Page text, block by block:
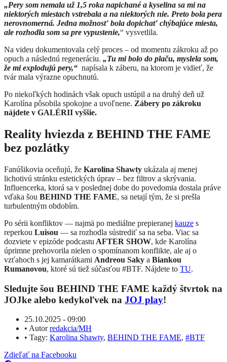
„Pery som nemala už 1,5 roka napichané a kyselina sa mi na
niektorých miestach vstrebala a na niektorých nie. Preto bola pera
nerovnomerná. Jedna možnosť bola dopichať chýbajúce miesta,
ale rozhodla som sa pre vypustenie,“ vysvetlila.
Na videu dokumentovala celý proces – od momentu zákroku až po
opuch a následnú regeneráciu. „Tu mi bolo do plaču, myslela som,
že mi explodujú pery,“ napísala k záberu, na ktorom je vidieť, že
tvár mala výrazne opuchnutú.
Po niekoľkých hodinách však opuch ustúpil a na druhý deň už
Karolína pôsobila spokojne a uvoľnene. Zábery po zákroku
nájdete v GALÉRII vyššie.
Reality hviezda z BEHIND THE FAME
bez pozlátky
Fanúšikovia oceňujú, že Karolína Shawty ukázala aj menej
lichotivú stránku estetických úprav – bez filtrov a skrývania.
Influencerka, ktorá sa v poslednej dobe do povedomia dostala práve
vďaka šou BEHIND THE FAME, sa netají tým, že si prešla
turbulentným obdobím.
Po sérii konfliktov — najmä po mediálne prepieranej kauze s
reperkou Luisou — sa rozhodla sústrediť sa na seba. Viac sa
dozviete v epizóde podcastu AFTER SHOW, kde Karolína
úprimne prehovorila nielen o spomínanom konflikte, ale aj o
vzťahoch s jej kamarátkami Andreou Saky a Biankou
Rumanovou, ktoré sú tiež súčasťou #BTF. Nájdete to TU.
Sledujte šou BEHIND THE FAME každý štvrtok na
JOJke alebo kedykoľvek na JOJ play!
25.10.2025 - 09:00
• Autorredakcia/MH
• Tagy: Karolina Shawty, BEHIND THE FAME, #BTF
Zdieľať na Facebooku